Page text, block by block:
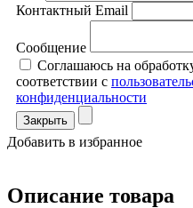
Контактный Email
Сообщение
Соглашаюсь на
соответствии с
конфиденциальности
Закрыть
Добавить в избранное
Описание товара